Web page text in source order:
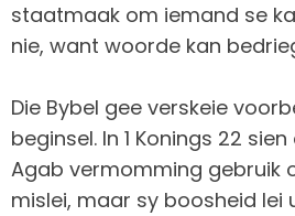
staatmaak om iemand se
nie, want woorde kan
Die Bybel gee verskeie
beginsel. In 1 Konings 22
Agab vermomming gebruik
mislei, maar sy boosheid lei